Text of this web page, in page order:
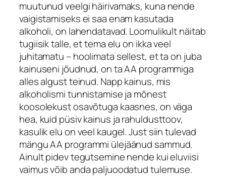
muutunud veelgi häirivamaks, kuna nende
vaigistamiseks ei saa enam kasutada
alkoholi, on lahendatavad. Loomulikult näitab
tugiisik talle, et tema elu on ikka veel
juhitamatu – hoolimata sellest, et ta on juba
kainuseni jõudnud, on ta AA programmiga
alles algust teinud. Napp kainus, mis
alkoholismi tunnistamise ja mõnest
koosolekust osavõtuga kaasnes, on väga
hea, kuid püsiv kainus ja rahuldusttoov,
kasulik elu on veel kaugel. Just siin tulevad
mängu AA programmi ülejäänud sammud.
Ainult pidev tegutsemine nende kui eluviisi
vaimus võib anda paljuoodatud tulemuse.